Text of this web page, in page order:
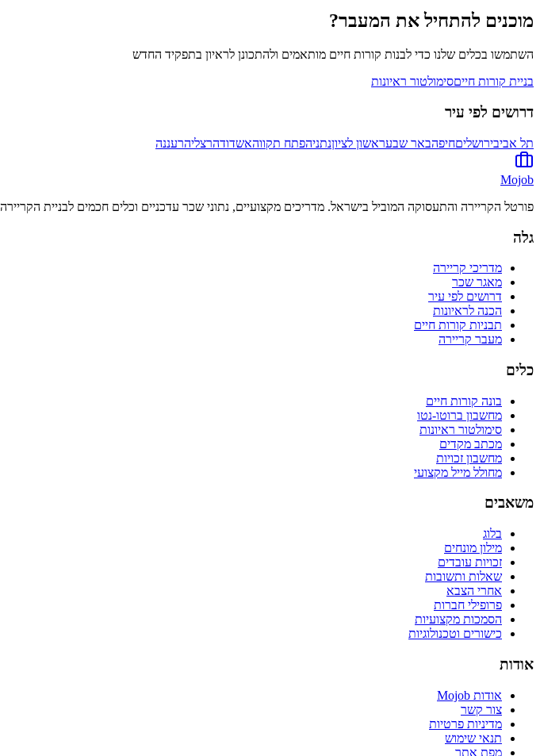
מוכנים להתחיל את המעבר?
השתמשו בכלים שלנו כדי לבנות קורות חיים מותאמים ולהתכונן לראיון בתפקיד החדש
בניית קורות חייםסימולטור ראיונות
דרושים לפי עיר
תל אביבירושליםחיפהבאר שבעראשון לציוןנתניהפתח תקווהאשדודהרצליהרעננה
Mojob
פורטל הקריירה והתעסוקה המוביל בישראל. מדריכים מקצועיים, נתוני שכר עדכניים וכלים חכמים לבניית
גלה
מדריכי קריירה
מאגר שכר
דרושים לפי עיר
הכנה לראיונות
תבניות קורות חיים
מעבר קריירה
כלים
בונה קורות חיים
מחשבון ברוטו-נטו
סימולטור ראיונות
מכתב מקדים
מחשבון זכויות
מחולל מייל מקצועי
משאבים
בלוג
מילון מונחים
זכויות עובדים
שאלות ותשובות
אחרי הצבא
פרופילי חברות
הסמכות מקצועיות
כישורים וטכנולוגיות
אודות
אודות Mojob
צור קשר
מדיניות פרטיות
תנאי שימוש
מפת אתר